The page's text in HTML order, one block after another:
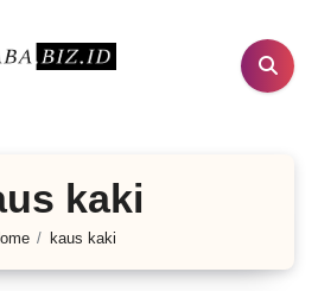
kaki
kaus kaki